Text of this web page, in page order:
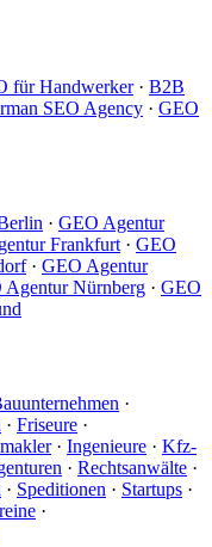
für Handwerker· B2B
SEO Agency · GEO
· GEO Agentur
Frankfurt · GEO
· GEO Agentur
Agentur Nürnberg · GEO
·
· Friseure ·
· Ingenieure · Kfz-
· Rechtsanwälte ·
· Speditionen · Startups ·
·